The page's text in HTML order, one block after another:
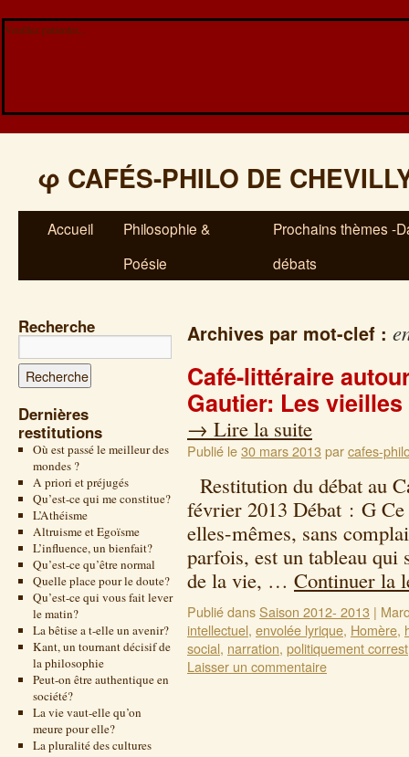
Veuillez patienter...
φ CAFÉS-PHILO DE
Accueil
Philosophie &
Poésie
Prochains thèmes -
débats
Recherche
Dernières
restitutions
Où est passé le meilleur des
mondes ?
A priori et préjugés
Qu’est-ce qui me constitue?
L’Athéisme
Altruisme et Egoïsme
L’influence, un bienfait?
Qu’est-ce qu’être normal
Quelle place pour le doute?
Qu’est-ce qui vous fait lever
le matin?
La bêtise a t-elle un avenir?
Kant, un tournant décisif de
la philosophie
Peut-on être authentique en
société?
La vie vaut-elle qu’on
meure pour elle?
La pluralité des cultures
Archives par mot-clef :
Café-littéraire
Gautier: Les vieilles
→ Lire la suite
Publié le30 mars 2013parcafes-
Restitution du débat au
février 2013 Débat : G
elles-mêmes, sans
parfois, est un tableau qui
de la vie, … Continuer la
Publié dansSaison 2012- 2013 |
intellectuel, envolée lyrique, Homère,
social, narration, politiquement correst
Laisser un commentaire